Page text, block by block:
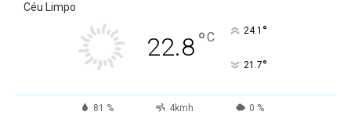
Céu Limpo
22.8°C 24.1 °
21.7°
81 % 4kmh 0 %